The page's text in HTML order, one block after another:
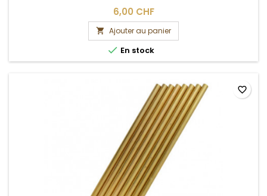
6,00 CHF
 Ajouter au panier
 En stock
favorite_border